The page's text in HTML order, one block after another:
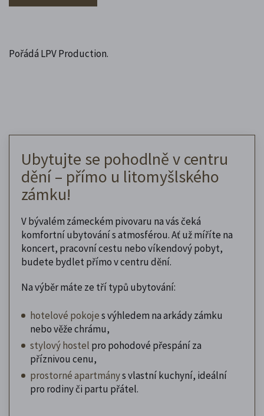
Pořádá LPV Production.
Ubytujte se pohodlně v centru
dění – přímo u litomyšlského
zámku!
V bývalém zámeckém pivovaru na vás čeká
komfortní ubytování s atmosférou. Ať už míříte na
koncert, pracovní cestu nebo víkendový pobyt,
budete bydlet přímo v centru dění.
Na výběr máte ze tří typů ubytování:
hotelové pokojes výhledem na arkády zámku
nebo věže chrámu,
stylový hostel pro pohodové přespání za
příznivou cenu,
prostorné apartmánys vlastní kuchyní, ideální
pro rodiny či partu přátel.